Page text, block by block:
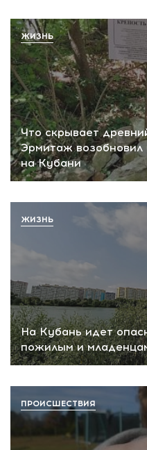
Что скрывает
Эрмитаж
на Кубани
ЖИЗНЬ
На Кубань идет
пожилым и
ЖИЗНЬ
ПРОИСШЕСТВИЯ